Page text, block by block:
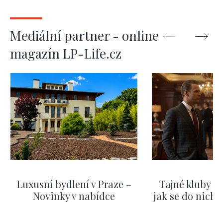
Mediální partner - online
magazín LP-Life.cz
Luxusní bydlení v Praze –
Novinky v nabídce
Tajné kluby
jak se do nich